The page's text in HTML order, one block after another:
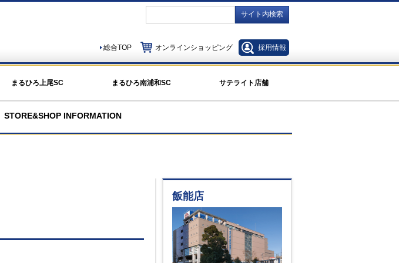
サイト内検索
総合TOP オンラインショッピング 採用情報
まるひろ上尾SC まるひろ南浦和SC サテライト店舗
STORE&SHOP INFORMATION
飯能店